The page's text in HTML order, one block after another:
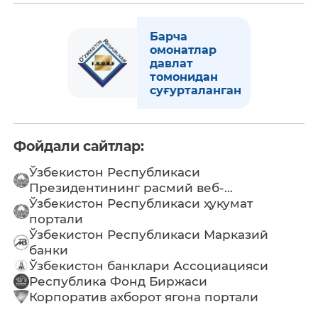
Барча
омонатлар
давлат
томонидан
суғурталанган
Фойдали сайтлар:
Ўзбекистон Республикаси
Президентининг расмий веб-...
Ўзбекистон Республикаси ҳукумат
портали
Ўзбекистон Республикаси Марказий
банки
Ўзбекистон банклари Ассоциацияси
Республика Фонд Биржаси
Корпоратив ахборот ягона портали